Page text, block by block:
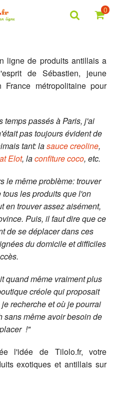
0
ligne de produits antillais a
de Sébastien, jeune
France métropolitaine pour
temps passés à Paris, j'ai
pas toujours évident de
tant: lasauce creoline,
Elot, laconfiture coco, etc.
le même problème: trouver
les produits que l'on
en trouver assez aisément,
Puis, il faut dire que ce
de se déplacer dans ces
du domicile et difficiles
quand même vraiment plus
créole qui proposait
recherche et où je pourrai
sans même avoir besoin de
!"
l'idée de Tilolo.fr, votre
exotiques et antillais sur